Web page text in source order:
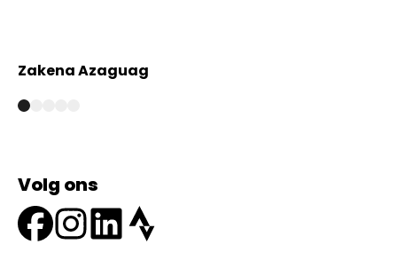
Zakena Azaguag
Volg ons